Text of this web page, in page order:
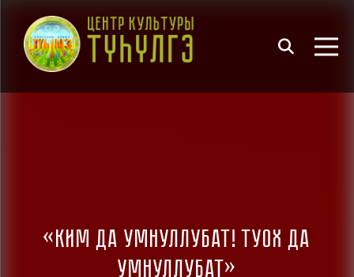
«Ким да умнуллубат! Туох да
умнуллубат»